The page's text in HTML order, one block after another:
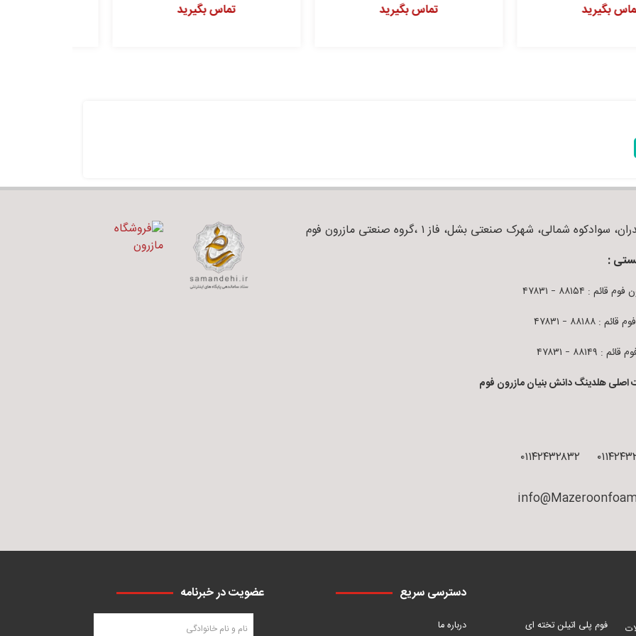
تماس بگیرید
تماس بگیرید
تماس بگیرید
سوادکوه شمالی، شهرک صنعتی بشل، فاز ۱ ،گروه صنعتی مازرون فوم
:
قائم : ۸۸۱۵۴ – ۴۷۸۳۱
: ۸۸۱۸۸ – ۴۷۸۳۱
: ۸۸۱۴۹ – ۴۷۸۳۱
اصلی هلدینگ دانش بنیان مازرون فوم
۰۱۱۴۲۴۳۲۸۳۲
فوم پلی اتیلن تخته ای
دسترسی سریع
درباره ما
عضویت در خبرنامه